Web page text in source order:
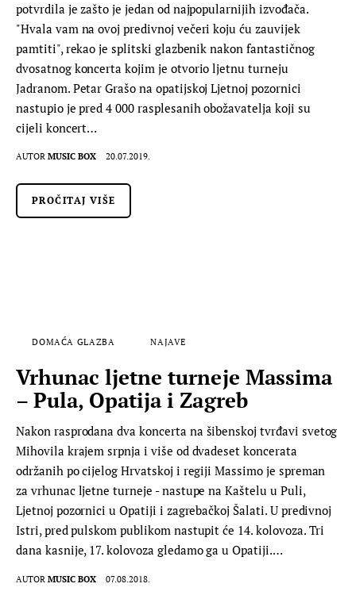
potvrdila je zašto je jedan od najpopularnijih izvođača.
"Hvala vam na ovoj predivnoj večeri koju ću zauvijek
pamtiti", rekao je splitski glazbenik nakon fantastičnog
dvosatnog koncerta kojim je otvorio ljetnu turneju
Jadranom. Petar Grašo na opatijskoj Ljetnoj pozornici
nastupio je pred 4 000 rasplesanih obožavatelja koji su
cijeli koncert…
AUTOR MUSIC BOX 20.07.2019.
PROČITAJ VIŠE
DOMAĆA GLAZBA NAJAVE
Vrhunac ljetne turneje Massima
– Pula, Opatija i Zagreb
Nakon rasprodana dva koncerta na šibenskoj tvrđavi svetog
Mihovila krajem srpnja i više od dvadeset koncerata
održanih po cijelog Hrvatskoj i regiji Massimo je spreman
za vrhunac ljetne turneje - nastupe na Kaštelu u Puli,
Ljetnoj pozornici u Opatiji i zagrebačkoj Šalati. U predivnoj
Istri, pred pulskom publikom nastupit će 14. kolovoza. Tri
dana kasnije, 17. kolovoza gledamo ga u Opatiji.…
AUTOR MUSIC BOX 07.08.2018.